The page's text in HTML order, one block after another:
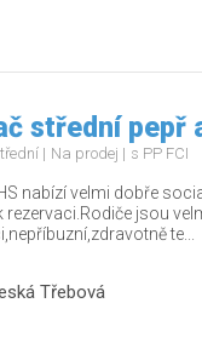
střední pepř
Na prodej s PP FCI
nabízí velmi dobře
rezervaci.Rodiče jsou
te...
Třebová